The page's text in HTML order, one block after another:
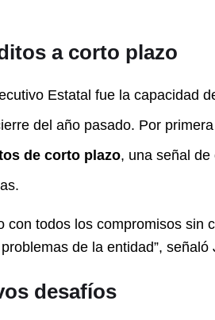
a corto plazo
Estatal fue la capacidad
del año pasado. Por
de corto plazo, una señal de
con todos los compromisos sin
de la entidad”, señaló
desafíos